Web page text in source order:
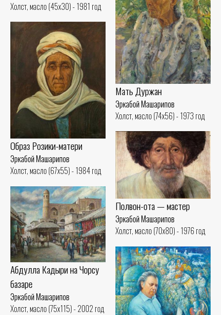
Холст, масло (45x30) - 1981 год
Мать Дуржан
Эркабой Машарипов
Холст, масло (74x56) - 1973 год
Образ Розики-матери
Эркабой Машарипов
Холст, масло (67x55) - 1984 год
Полвон-ота — мастер
Эркабой Машарипов
Холст, масло (70x80) - 1976 год
Абдулла Кадыри на Чорсу
базаре
Эркабой Машарипов
Холст, масло (75x115) - 2002 год